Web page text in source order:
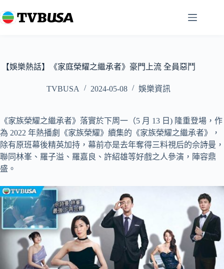
至
【娛樂熱話】《家庭榮耀之繼承者》豪門上流 全員惡鬥
TVBUSA 2024-05-08 娛樂資訊
《家族榮耀之繼承者》落實於下周一（5 月 13 日) 隆重登場，作
為 2022 年熱播劇《家族榮耀》續集的《家族榮耀之繼承者》，
除有原班幕後精英加持，幕前亦是去年奪得三料視后的佘詩曼，
聯同林峯、羅子溢、羅嘉良、許紹雄等好戲之人參演，陣容鼎
盛。